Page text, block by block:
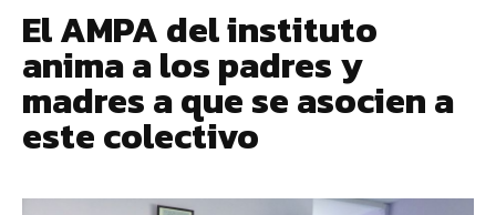
El AMPA del instituto
anima a los padres y
madres a que se asocien a
este colectivo